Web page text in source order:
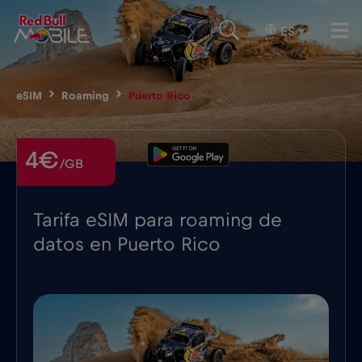
ES ▾
eSIM Roaming Puerto Rico
Tarifa eSIM para roaming de
datos en Puerto Rico
4€/GB